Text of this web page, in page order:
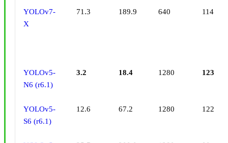
YOLOv7-
X
71.3 189.9 640 114
YOLOv5-
N6 (r6.1)
3.2 18.4 1280 123
YOLOv5-
S6 (r6.1)
12.6 67.2 1280 122